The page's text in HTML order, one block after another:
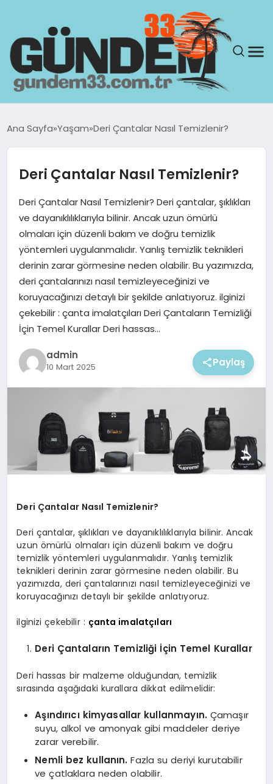
GÜNDEM
YAŞAM
SAĞLIK
TEKNOLOJI
EKONOMI
MAGAZIN
Ana Sayfa Yaşam Deri Çantalar Nasıl Temizlenir?
Deri Çantalar Nasıl Temizlenir?
Deri Çantalar Nasıl Temizlenir? Deri çantalar, şıklıkları
ve dayanıklılıklarıyla bilinir. Ancak uzun ömürlü
olmaları için düzenli bakım ve doğru temizlik
yöntemleri uygulanmalıdır. Yanlış temizlik teknikleri
derinin zarar görmesine neden olabilir. Bu yazımızda,
deri çantalarınızı nasıl temizleyeceğinizi ve
koruyacağınızı detaylı bir şekilde anlatıyoruz. ilginizi
çekebilir : çanta imalatçıları Deri Çantaların Temizliği
İçin Temel Kurallar Deri hassas…
admin
10 Mart 2025 Paylaş
Deri Çantalar Nasıl Temizlenir?
Deri çantalar, şıklıkları ve dayanıklılıklarıyla bilinir. Ancak
uzun ömürlü olmaları için düzenli bakım ve doğru
temizlik yöntemleri uygulanmalıdır. Yanlış temizlik
teknikleri derinin zarar görmesine neden olabilir. Bu
yazımızda, deri çantalarınızı nasıl temizleyeceğinizi ve
koruyacağınızı detaylı bir şekilde anlatıyoruz.
ilginizi çekebilir : çanta imalatçıları
Deri Çantaların Temizliği İçin Temel Kurallar
Deri hassas bir malzeme olduğundan, temizlik
sırasında aşağıdaki kurallara dikkat edilmelidir:
Aşındırıcı kimyasallar kullanmayın. Çamaşır
suyu, alkol ve amonyak gibi maddeler deriye
zarar verebilir.
Nemli bez kullanın. Fazla su deriyi kurutabilir
ve çatlaklara neden olabilir.